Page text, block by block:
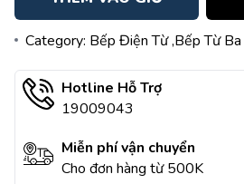
Category: Bếp Điện Từ,Bếp Từ Ba
Hotline Hỗ Trợ
19009043
Miễn phí vận chuyển
Cho đơn hàng từ 500K